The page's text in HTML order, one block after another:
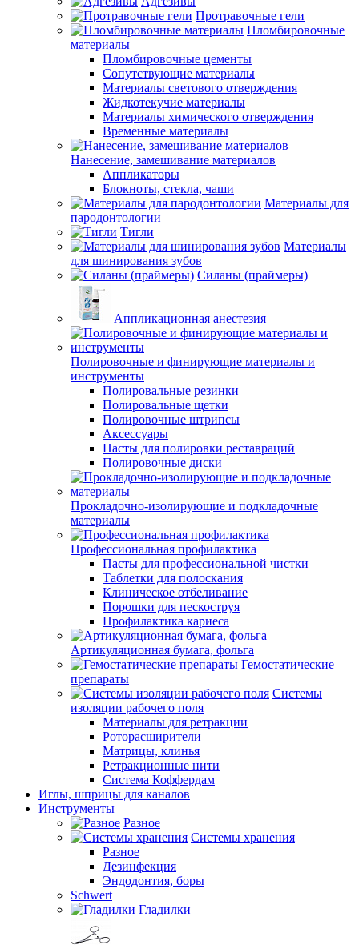
Протравочные гели
Пломбировочные
материалы
Пломбировочные цементы
Сопутствующие материалы
Материалы светового отверждения
Жидкотекучие материалы
Материалы химического отверждения
Временные материалы
Нанесение, замешивание материалов
Аппликаторы
Блокноты, стекла, чаши
Материалы для
пародонтологии
Тигли
Материалы
для шинирования зубов
Силаны (праймеры)
Аппликационная анестезия
Полировочные и финирующие материалы и
инструменты
Полировальные резинки
Полировальные щетки
Полировочные штрипсы
Аксессуары
Пасты для полировки реставраций
Полировочные диски
Прокладочно-изолирующие и подкладочные
материалы
Профессиональная профилактика
Пасты для профессиональной чистки
Таблетки для полоскания
Клиническое отбеливание
Порошки для пескоструя
Профилактика кариеса
Артикуляционная бумага, фольга
Гемостатические
препараты
Системы
изоляции рабочего поля
Материалы для ретракции
Роторасширители
Матрицы, клинья
Ретракционные нити
Система Коффердам
Иглы, шприцы для каналов
Инструменты
Разное
Системы хранения
Разное
Дезинфекция
Эндодонтия, боры
Schwert
Гладилки